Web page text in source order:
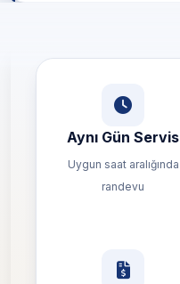
Aynı Gün Servis
Uygun saat aralığında
randevu